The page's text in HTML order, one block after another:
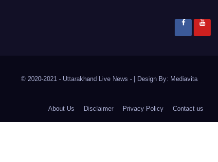
© 2020-2021 - Uttarakhand Live News - Design By: Mediavita
About Us Disclaimer Privacy Policy Contact us